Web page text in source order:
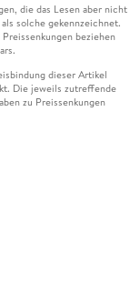
die das Lesen aber nicht
solche gekennzeichnet.
beziehen
dieser Artikel
Die jeweils zutreffende
zu Preissenkungen